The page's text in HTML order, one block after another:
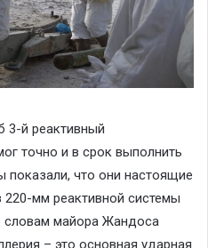
3-й реактивный
точно и в срок выполнить
показали, что они настоящие
220-мм реактивной системы
словам майора Жандоса
– это основная ударная